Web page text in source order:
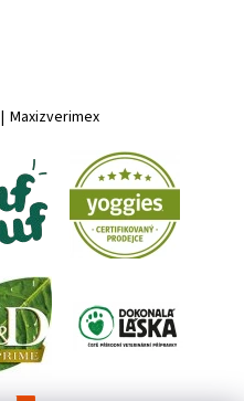
| Maxizverimex